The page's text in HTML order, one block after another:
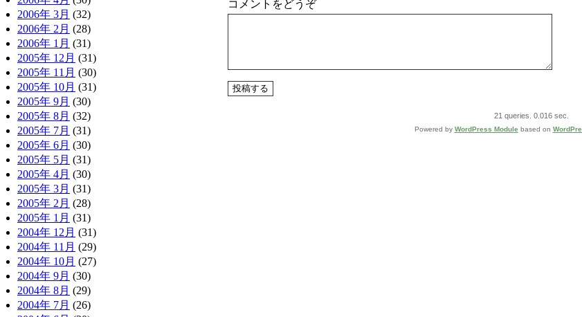
2006年 3月 (32)
2006年 2月 (28)
2006年 1月 (31)
2005年 12月 (31)
2005年 11月 (30)
2005年 10月 (31)
2005年 9月 (30)
2005年 8月 (32)
2005年 7月 (31)
2005年 6月 (30)
2005年 5月 (31)
2005年 4月 (30)
2005年 3月 (31)
2005年 2月 (28)
2005年 1月 (31)
2004年 12月 (31)
2004年 11月 (29)
2004年 10月 (27)
2004年 9月 (30)
2004年 8月 (29)
2004年 7月 (26)
コメントをどうぞ
21 queries. 0.016 sec.
Powered by WordPress Module based on